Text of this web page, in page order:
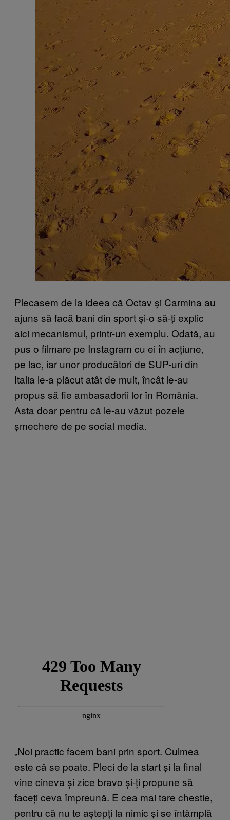
Plecasem de la ideea că Octav și Carmina au
ajuns să facă bani din sport și-o să-ți explic
aici mecanismul, printr-un exemplu. Odată, au
pus o filmare pe Instagram cu ei în acțiune,
pe lac, iar unor producători de SUP-uri din
Italia le-a plăcut atât de mult, încât le-au
propus să fie ambasadorii lor în România.
Asta doar pentru că le-au văzut pozele
șmechere de pe social media.
„Noi practic facem bani prin sport. Culmea
este că se poate. Pleci de la start și la final
vine cineva și zice bravo și-ți propune să
faceți ceva împreună. E cea mai tare chestie,
pentru că nu te aștepți la nimic și se întâmplă